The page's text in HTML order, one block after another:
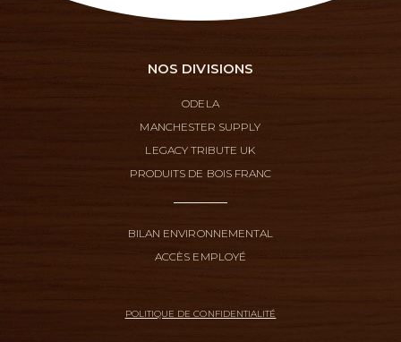
NOS DIVISIONS
ODELA
MANCHESTER SUPPLY
LEGACY TRIBUTE UK
PRODUITS DE BOIS FRANC
BILAN ENVIRONNEMENTAL
ACCÈS EMPLOYÉ
POLITIQUE DE CONFIDENTIALITÉ